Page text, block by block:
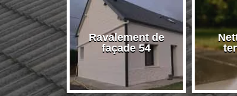
54
Ravalement de
façade 54